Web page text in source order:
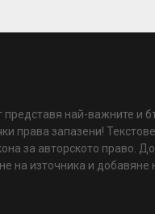
най-важните и
права запазени!
за авторското право.
на източника и добавяне